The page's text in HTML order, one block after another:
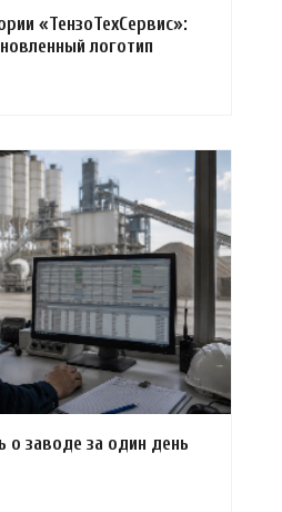
«ТензоТехСервис»:
логотип
о заводе за один день